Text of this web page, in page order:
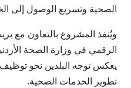
الصحية وتسريع الوصول إلى
ويُنفذ المشروع بالتعاون مع
يعكس توجه البلدين نحو توظيف
تطوير الخدمات الصحية.